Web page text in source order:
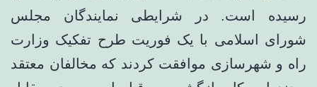
رسیده است. در شرایطی نمایندگان مجلس
شورای اسلامی با یک فوریت طرح تفکیک وزارت
راه و شهرسازی موافقت کردند که مخالفان معتقد